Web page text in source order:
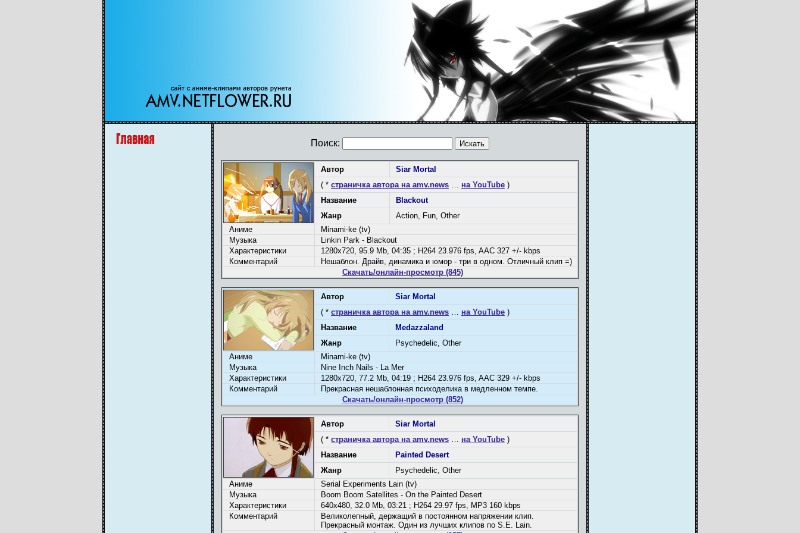
Поиск:
Автор
Siar Mortal
( * страничка автора на amv.news … на YouTube )
Название
Blackout
Жанр
Action, Fun, Other
Аниме
Minami-ke (tv)
Музыка
Linkin Park - Blackout
Характеристики
1280x720, 95.9 Mb, 04:35 ; H264 23.976 fps, AAC 327 +/- kbps
Комментарий
Нешаблон. Драйв, динамика и юмор - три в одном. Отличный клип =)
Скачать/онлайн-просмотр (845)
Автор
Siar Mortal
( * страничка автора на amv.news … на YouTube )
Название
Medazzaland
Жанр
Psychedelic, Other
Аниме
Minami-ke (tv)
Музыка
Nine Inch Nails - La Mer
Характеристики
1280x720, 77.2 Mb, 04:19 ; H264 23.976 fps, AAC 329 +/- kbps
Комментарий
Прекрасная нешаблонная психоделика в медленном темпе.
Скачать/онлайн-просмотр (852)
Автор
Siar Mortal
( * страничка автора на amv.news … на YouTube )
Название
Painted Desert
Жанр
Psychedelic, Other
Аниме
Serial Experiments Lain (tv)
Музыка
Boom Boom Satellites - On the Painted Desert
Характеристики
640x480, 32.0 Mb, 03:21 ; H264 29.97 fps, MP3 160 kbps
Комментарий
Великолепный, держащий в постоянном напряжении клип.
Прекрасный монтаж. Один из лучших клипов по S.E. Lain.